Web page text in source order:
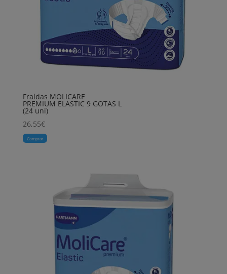
Fraldas MOLICARE
PREMIUM ELASTIC 9 GOTAS L
(24 uni)
26,55€
Comprar